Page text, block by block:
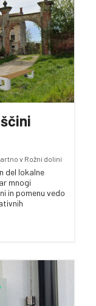
v Rožni dolini
del lokalne
mnogi
in pomenu vedo